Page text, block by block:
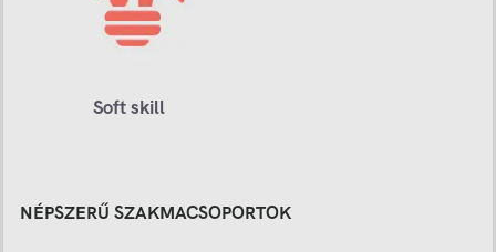
Soft skill
NÉPSZERŰ SZAKMACSOPORTOK